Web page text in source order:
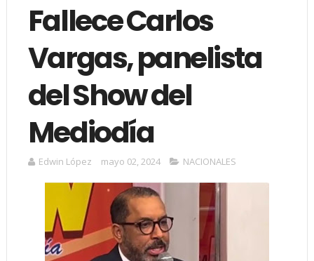
Fallece Carlos
Vargas, panelista
del Show del
Mediodía
Edwin López mayo 02, 2024 NACIONALES